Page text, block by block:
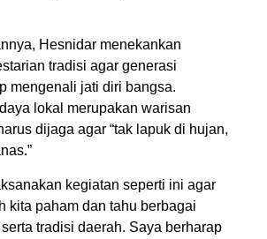
Hesnidar menekankan
tradisi agar generasi
mengenali jati diri bangsa.
lokal merupakan warisan
dijaga agar “tak lapuk di hujan,
kegiatan seperti ini agar
kita paham dan tahu berbagai
tradisi daerah. Saya berharap